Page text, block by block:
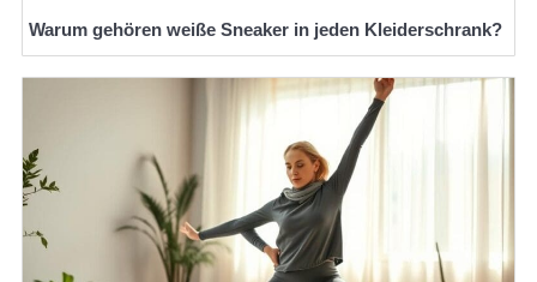
Warum gehören weiße Sneaker in jeden Kleiderschrank?